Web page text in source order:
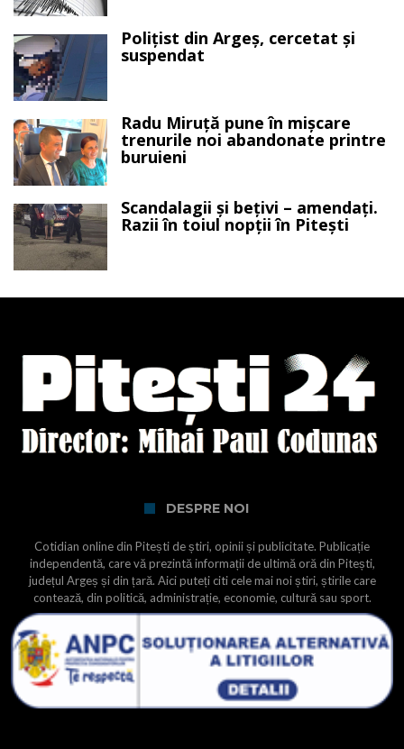
Polițist din Argeș, cercetat și
suspendat
Radu Miruță pune în mișcare
trenurile noi abandonate printre
buruieni
Scandalagii și bețivi – amendați.
Razii în toiul nopții în Pitești
DESPRE NOI
Cotidian online din Pitești de știri, opinii și publicitate. Publicație
independentă, care vă prezintă informații de ultimă oră din Pitești,
județul Argeș și din țară. Aici puteți citi cele mai noi știri, știrile care
contează, din politică, administrație, economie, cultură sau sport.